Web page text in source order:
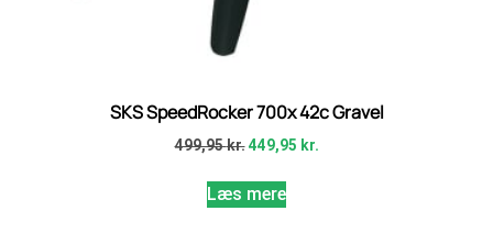
SKS SpeedRocker 700x 42c Gravel
499,95kr. 449,95 kr.
Læs mere